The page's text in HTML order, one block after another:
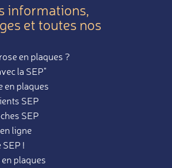
informations,
et toutes nos
en plaques ?
la SEP"
en plaques
SEP
SEP
ligne
!
plaques